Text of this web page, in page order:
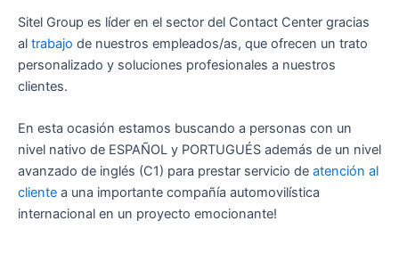
Sitel Group es líder en el sector del Contact Center gracias
al trabajo de nuestros empleados/as, que ofrecen un trato
personalizado y soluciones profesionales a nuestros
clientes.
En esta ocasión estamos buscando a personas con un
nivel nativo de ESPAÑOL y PORTUGUÉS además de un nivel
avanzado de inglés (C1) para prestar servicio de atención al
cliente a una importante compañía automovilística
internacional en un proyecto emocionante!